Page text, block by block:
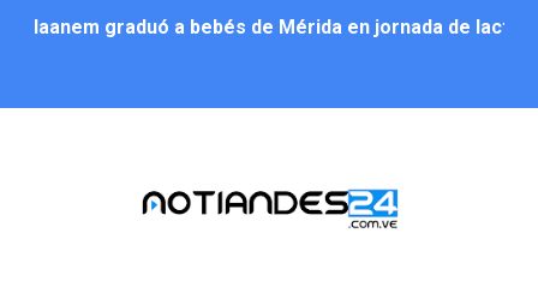
Iaanem graduó a bebés de Mérida en jornada de
Alcalde Nelson Álvarez llevó jornada recreativa a la